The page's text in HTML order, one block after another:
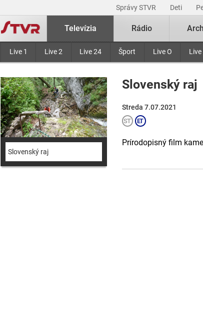
Správy STVR Deti
Televízia
Live 1 Live 2 Live 24 Šport Live O Live
Rádio
Slovenský raj
Slovenský raj
Streda 7.07.2021
Prírodopisný film